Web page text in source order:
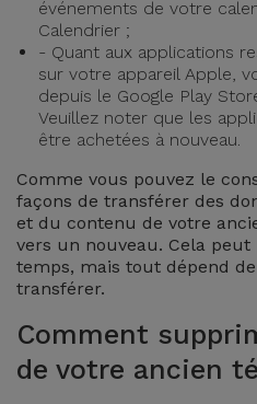
événements de votre
Calendrier ;
- Quant aux applications
sur votre appareil Apple,
depuis le Google Play
Veuillez noter que les
être achetées à nouveau.
Comme vous pouvez le
façons de transférer des
et du contenu de votre
vers un nouveau. Cela
temps, mais tout dépend
transférer.
Comment
de votre ancien